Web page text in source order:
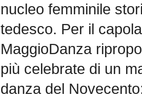
nucleo femminile
tedesco. Per il
MaggioDanza
più celebrate di un
danza del